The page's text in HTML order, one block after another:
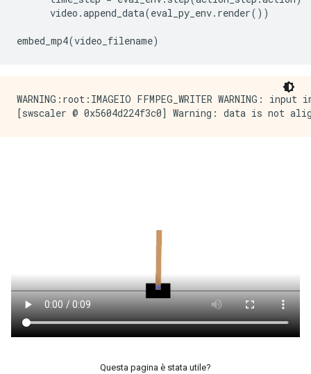
video .append_data(eval_py_env. render())
embed_mp4(video_filename)
WARNING:root:IMAGEIO FFMPEG_WRITER
Questa pagina è stata utile?